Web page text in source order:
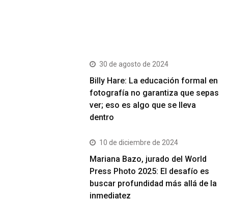
30 de agosto de 2024
Billy Hare: La educación formal en
fotografía no garantiza que sepas
ver; eso es algo que se lleva
dentro
10 de diciembre de 2024
Mariana Bazo, jurado del World
Press Photo 2025: El desafío es
buscar profundidad más allá de la
inmediatez